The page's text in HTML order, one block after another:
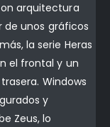
arquitectura
de unos gráficos
la serie Heras
el frontal y un
Windows
y
Zeus, lo